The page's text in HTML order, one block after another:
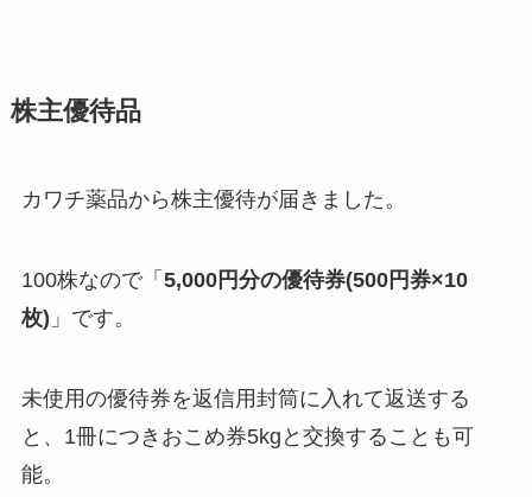
株主優待品
カワチ薬品から株主優待が届きました。
100株なので「 5,000円分の優待券(500円券×10
枚) 」です。
未使用の優待券を返信用封筒に入れて返送する
と、1冊につきおこめ券5kgと交換することも可
能。